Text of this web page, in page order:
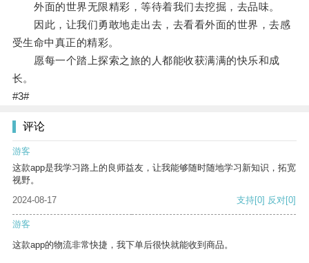
外面的世界无限精彩，等待着我们去挖掘，去品味。
因此，让我们勇敢地走出去，去看看外面的世界，去感
受生命中真正的精彩。
愿每一个踏上探索之旅的人都能收获满满的快乐和成
长。
#3#
评论
游客
这款app是我学习路上的良师益友，让我能够随时随地学习新知识，拓宽
视野。
2024-08-17
支持[0] 反对[0]
游客
这款app的物流非常快捷，我下单后很快就能收到商品。